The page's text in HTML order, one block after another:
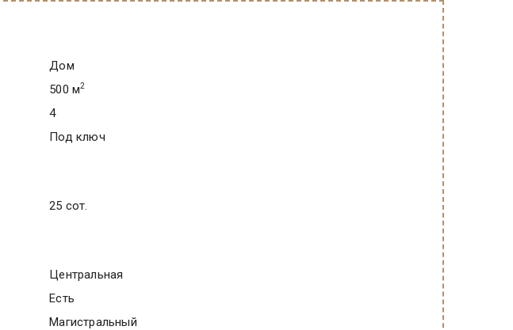
Дом
500 м2
4
под ключ
25 сот.
Центральная
есть
Магистральный